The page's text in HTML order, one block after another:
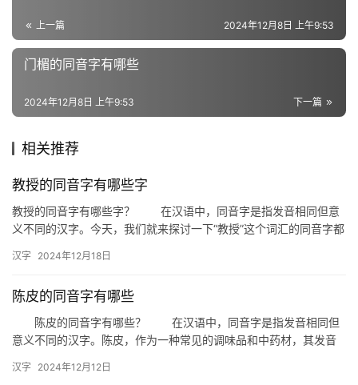
近
词
词
音
上一篇 2024年12月8日 上午9:53
门楣的同音字有哪些
下一篇
2024年12月8日 上午9:53
相关推荐
教授的同音字有哪些字
教授的同音字有哪些字？ 在汉语中，同音字是指发音相同但意
义不同的汉字。今天，我们就来探讨一下“教授”这个词汇的同音字都
汉字 2024年12月18日
陈皮的同音字有哪些
陈皮的同音字有哪些？ 在汉语中，同音字是指发音相同但
意义不同的汉字。陈皮，作为一种常见的调味品和中药材，其发音
汉字 2024年12月12日